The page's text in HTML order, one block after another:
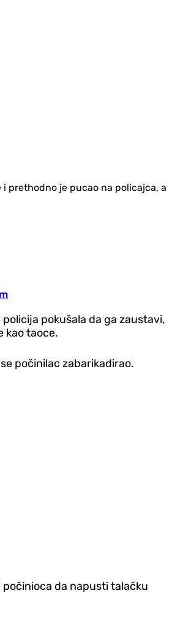
prethodno je pucao na policajca, a
pokušala da ga zaustavi,
kao taoce.
počinilac zabarikadirao.
da napusti talačku